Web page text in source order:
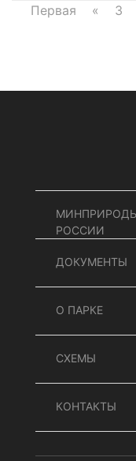
Первая « 3
РОССИИ
ДОКУМЕНТЫ
О ПАРКЕ
СХЕМЫ
КОНТАКТЫ